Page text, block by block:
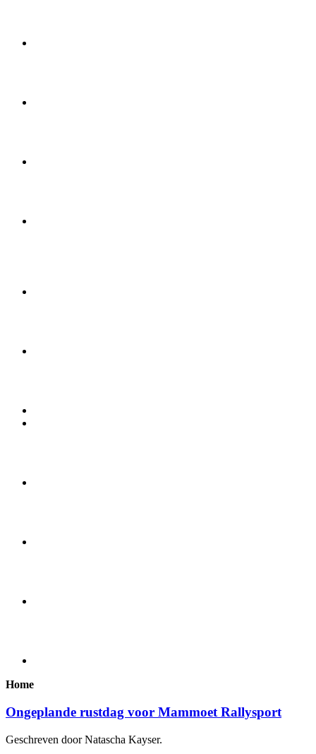
Home
Ongeplande rustdag voor Mammoet Rallysport
Geschreven door Natascha Kayser.